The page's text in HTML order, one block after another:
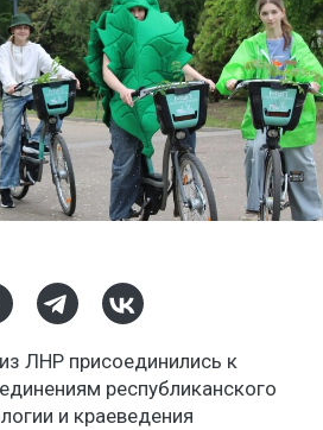
ЛНР присоединились к
республиканского
и краеведения